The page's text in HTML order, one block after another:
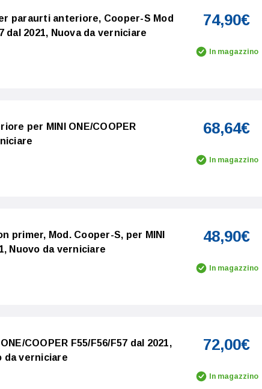
paraurti anteriore, Cooper-S Mod
dal 2021, Nuova da verniciare
74,90€
In magazzino
per MINI ONE/COOPER
68,64€
In magazzino
primer, Mod. Cooper-S, per MINI
Nuovo da verniciare
48,90€
In magazzino
COOPER F55/F56/F57 dal 2021,
da verniciare
72,00€
In magazzino